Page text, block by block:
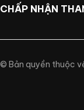
CHẤP NHẬN
© Bản quyền thuộc